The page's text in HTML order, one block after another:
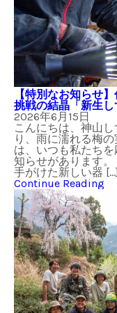
【特別なお知らせ
挑戦の結晶「新生し
2026年6月15日
こんにちは、神山
り、雨に濡れる梅
は、いつも私たち
知らせがあります
手がけた新しい器 […]
Continue Reading